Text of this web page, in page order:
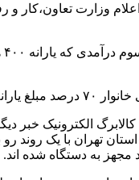
را به دست می آورد.
تهران با یک
مجهز به دستگاه شده اند.